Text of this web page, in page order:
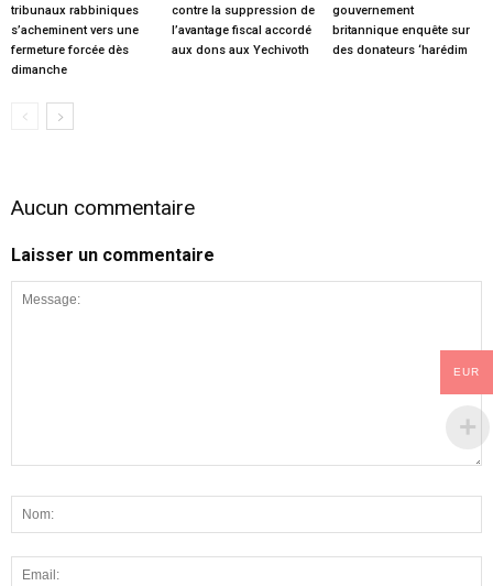
tribunaux rabbiniques
s’acheminent vers une
fermeture forcée dès
dimanche
contre la suppression de
l’avantage fiscal accordé
aux dons aux Yechivoth
gouvernement
britannique enquête sur
des donateurs ‘harédim
Aucun commentaire
Laisser un commentaire
EUR